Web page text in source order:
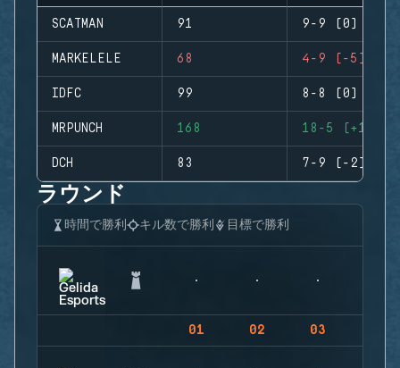
SCATMAN 91 9-9 (0)
MARKELELE 68 4-9 (-5)
IDFC 99 8-8 (0)
MRPUNCH 168 18-5 (+13)
DCH 83 7-9 (-2)
ラウンド
時間で勝利 キル数で勝利 目標で勝利
01 02 03